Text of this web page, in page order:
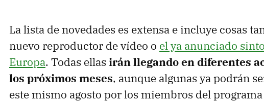
La lista de novedades es extensa e incluye cosas
nuevo reproductor de vídeo o el ya anunciado
Europa. Todas ellas irán llegando en diferentes
los próximos meses, aunque algunas ya podrán
este mismo agosto por los miembros del